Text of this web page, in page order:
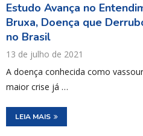
Estudo Avança no
Bruxa, Doença que
no Brasil
13 de julho de 2021
A doença conhecida como
maior crise já …
LEIA MAIS